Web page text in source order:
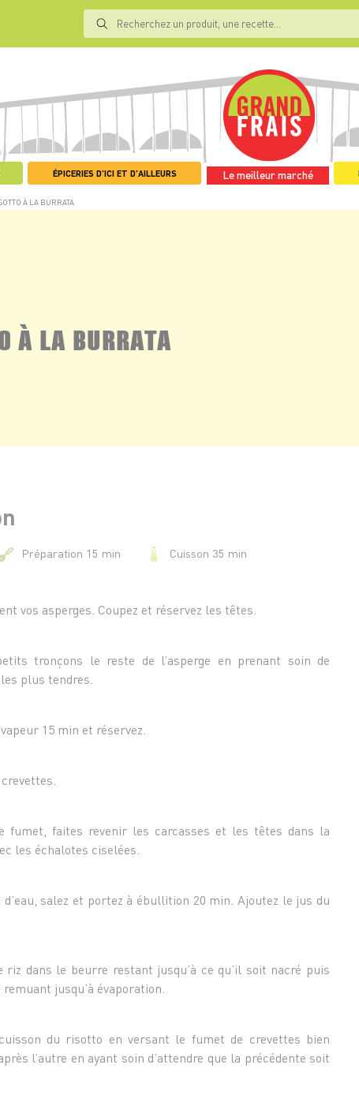
ÉPICERIES D'ICI ET D'AILLEURS Le meilleur marché
À LA BURRATA
À LA BURRATA
Préparation 15 min Cuisson 35 min
vos asperges. Coupez et réservez les têtes.
tronçons le reste de l’asperge en prenant soin de
plus tendres.
15 min et réservez.
fumet, faites revenir les carcasses et les têtes dans la
les échalotes ciselées.
d’eau, salez et portez à ébullition 20 min. Ajoutez le jus du
riz dans le beurre restant jusqu’à ce qu’il soit nacré puis
jusqu’à évaporation.
du risotto en versant le fumet de crevettes bien
l’autre en ayant soin d’attendre que la précédente soit